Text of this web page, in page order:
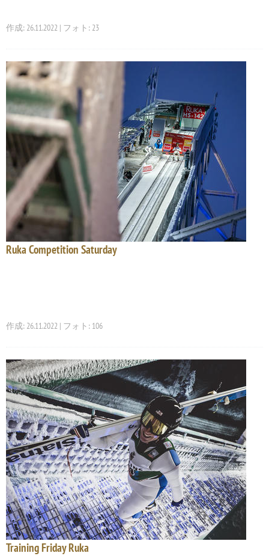
作成: 26.11.2022 | フォト: 23
Ruka Competition Saturday
作成: 26.11.2022 | フォト: 106
Training Friday Ruka